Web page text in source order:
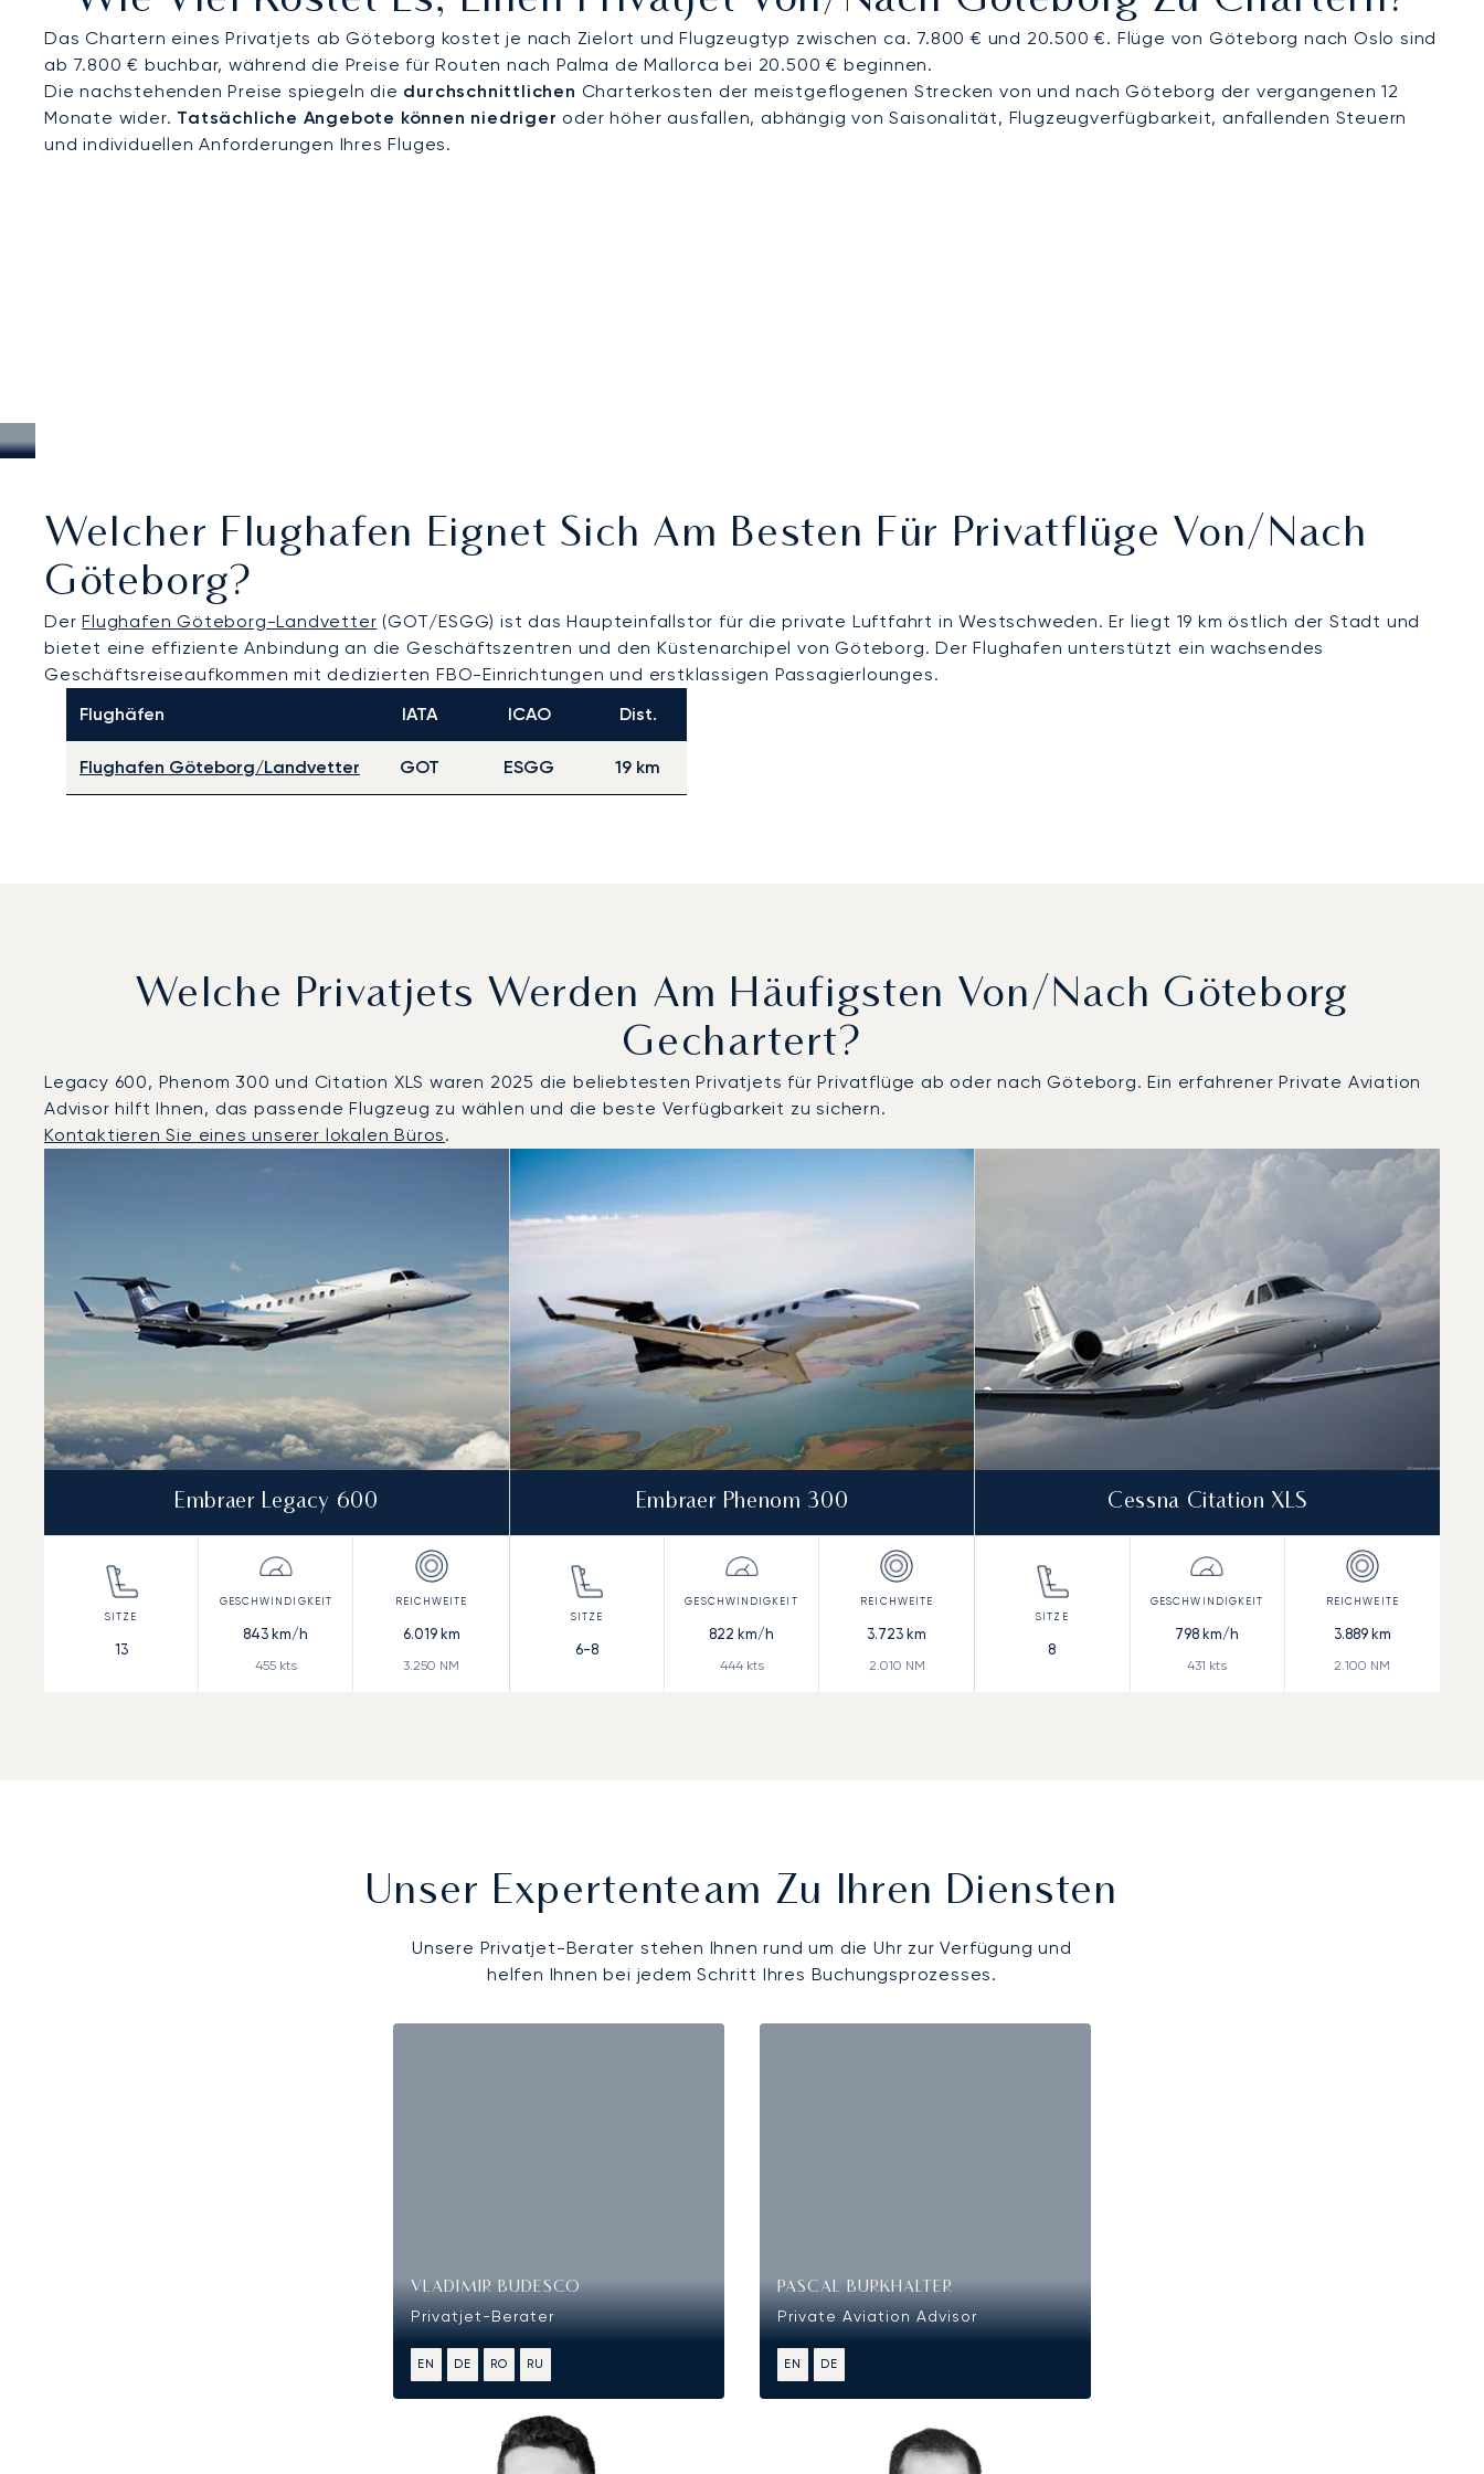
Das Chartern eines Privatjets ab Göteborg kostet je nach Zielort und Flugzeugtyp zwischen ca. 7.800 € und 20.500 €. Flüge von Göteborg nach Oslo sind
ab 7.800 € buchbar, während die Preise für Routen nach Palma de Mallorca bei 20.500 € beginnen.
Die nachstehenden Preise spiegeln die durchschnittlichen Charterkosten der meistgeflogenen Strecken von und nach Göteborg der vergangenen 12
Monate wider. Tatsächliche Angebote können niedriger oder höher ausfallen, abhängig von Saisonalität, Flugzeugverfügbarkeit, anfallenden Steuern
und individuellen Anforderungen Ihres Fluges.
Welcher Flughafen Eignet Sich Am Besten Für Privatflüge Von/nach
Göteborg?
DerFlughafen Göteborg-Landvetter (GOT/ESGG) ist das Haupteinfallstor für die private Luftfahrt in Westschweden. Er liegt 19 km östlich der Stadt und
bietet eine effiziente Anbindung an die Geschäftszentren und den Küstenarchipel von Göteborg. Der Flughafen unterstützt ein wachsendes
Geschäftsreiseaufkommen mit dedizierten FBO-Einrichtungen und erstklassigen Passagierlounges.
Flughäfen
IATA ICAO Dist.
Flughafen Göteborg/Landvetter GOT ESGG 19 km
Welche Privatjets Werden Am Häufigsten Von/nach Göteborg
Gechartert?
Legacy 600, Phenom 300 und Citation XLS waren 2025 die beliebtesten Privatjets für Privatflüge ab oder nach Göteborg. Ein erfahrener Private Aviation
Advisor hilft Ihnen, das passende Flugzeug zu wählen und die beste Verfügbarkeit zu sichern.
Kontaktieren Sie eines unserer lokalen Büros.
Göteborg : Die 3 meistgeflogenen Flugzeugmodelle nach Anzahl der Flugbewegungen im Jahr 2025
Sitze
Reichweite (km)
Embraer Legacy 600
13
843 km/h
455kts
6.019km
3.250 NM
Embraer Phenom 300
6-8
822 km/h
444kts
3.723 km
2.010 NM
Cessna Citation XLS
8
798 km/h
431 kts
3.889km
2.100 NM
Unser Expertenteam Zu Ihren Diensten
Unsere Privatjet-Berater stehen Ihnen rund um die Uhr zur Verfügung und
helfen Ihnen bei jedem Schritt Ihres Buchungsprozesses.
VLADIMIR BUDESCO
Privatjet-Berater
EN DE RO RU
PASCAL BURKHALTER
Private Aviation Advisor
EN DE